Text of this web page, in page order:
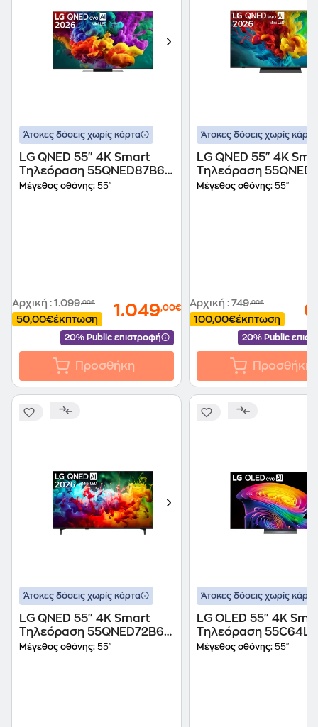
Άτοκες δόσεις χωρίς κάρτα
LG QNED 55" 4K Smart
Τηλεόραση 55QNED87B6A
AI
Μέγεθος οθόνης: 55"
Αρχική : 1.099,00€
50,00€έκπτωση 1.049,00€
20% Public επιστροφή
Προσθήκη
Άτοκες δόσεις χωρίς κάρτα
LG QNED 55" 4K
Τηλεόραση
AI
Μέγεθος οθόνης: 55"
Αρχική : 749,00€
100,00€έκπτωση
20% Public
Προσθήκη
Άτοκες δόσεις χωρίς κάρτα
LG QNED 55" 4K Smart
Τηλεόραση 55QNED72B6B
AI
Μέγεθος οθόνης: 55"
Άτοκες δόσεις χωρίς κάρτα
LG OLED 55" 4K
Τηλεόραση
Μέγεθος οθόνης: 55"